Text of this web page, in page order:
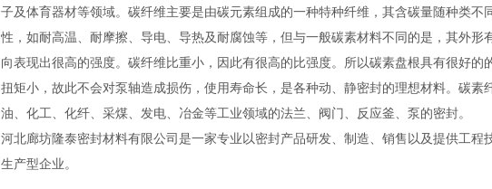
子及体育器材等领域。碳纤维主要是由碳元素组成的一种特种纤维，其含碳量随种类
性，如耐高温、耐摩擦、导电、导热及耐腐蚀等，但与一般碳素材料不同的是，其外
向表现出很高的强度。碳纤维比重小，因此有很高的比强度。所以碳素盘根具有很好
扭矩小，故此不会对泵轴造成损伤，使用寿命长，是各种动、静密封的理想材料。碳
油、化工、化纤、采煤、发电、冶金等工业领域的法兰、阀门、反应釜、泵的密封。
河北廊坊隆泰密封材料有限公司是一家专业以密封产品研发、制造、销售以及提供工程
生产型企业。